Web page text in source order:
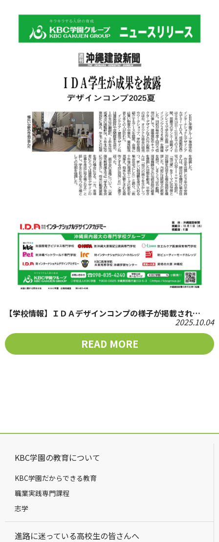
【学校情報】ＩＤＡデザインコンプの様子が掲載され…
2025.10.04
READ MORE
KBC学園の教育について
KBC学園だからできる教育
職業実践専門課程
志学
進路に迷っている高校生の皆さんへ